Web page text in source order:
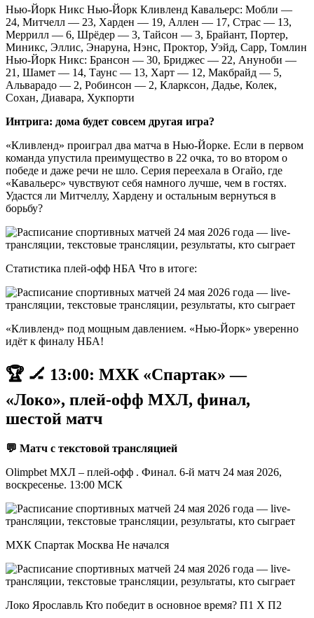
Нью-Йорк Никс Нью-Йорк Кливленд Кавальерс: Мобли —
24, Митчелл — 23, Харден — 19, Аллен — 17, Страс — 13,
Меррилл — 6, Шрёдер — 3, Тайсон — 3, Брайант, Портер,
Миникс, Эллис, Энаруна, Нэнс, Проктор, Уэйд, Сарр, Томлин
Нью-Йорк Никс: Брансон — 30, Бриджес — 22, Ануноби —
21, Шамет — 14, Таунс — 13, Харт — 12, Макбрайд — 5,
Альварадо — 2, Робинсон — 2, Кларксон, Дадье, Колек,
Сохан, Диавара, Хукпорти
Интрига: дома будет совсем другая игра?
«Кливленд» проиграл два матча в Нью-Йорке. Если в первом
команда упустила преимущество в 22 очка, то во втором о
победе и даже речи не шло. Серия переехала в Огайо, где
«Кавальерс» чувствуют себя намного лучше, чем в гостях.
Удастся ли Митчеллу, Хардену и остальным вернуться в
борьбу?
Статистика плей-офф НБА Что в итоге:
«Кливленд» под мощным давлением. «Нью-Йорк» уверенно
идёт к финалу НБА!
🏆 🏒 13:00: МХК «Спартак» —
«Локо», плей-офф МХЛ, финал,
шестой матч
💬 Матч с текстовой трансляцией
Olimpbet МХЛ – плей-офф . Финал. 6-й матч 24 мая 2026,
воскресенье. 13:00 МСК
МХК Спартак Москва Не начался
Локо Ярославль Кто победит в основное время? П1 X П2